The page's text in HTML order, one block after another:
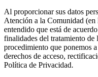
Al proporcionar sus datos
Atención a la Comunidad
entendido que está de
finalidades del tratamiento de
procedimiento que ponemos
derechos de acceso,
Política de Privacidad.